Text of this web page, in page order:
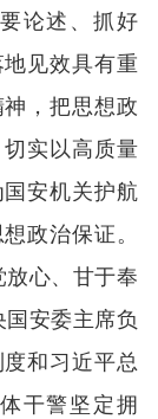
论述、抓好
见效具有重
，把思想政
实以高质量
安机关护航
政治保证。
心、甘于奉
安委主席负
和习近平总
干警坚定拥